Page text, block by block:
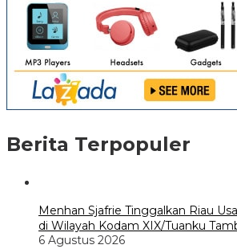
Berita Terpopuler
Menhan Sjafrie Tinggalkan Riau
di Wilayah Kodam XIX/Tuanku
6 Agustus 2026